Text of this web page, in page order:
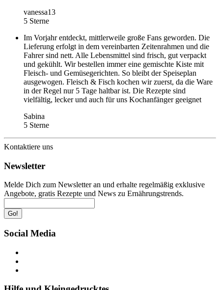
vanessa13
5 Sterne
Im Vorjahr entdeckt, mittlerweile große Fans geworden. Die
Lieferung erfolgt in dem vereinbarten Zeitenrahmen und die
Fahrer sind nett. Alle Lebensmittel sind frisch, gut verpackt
und gekühlt. Wir bestellen immer eine gemischte Kiste mit
Fleisch- und Gemüsegerichten. So bleibt der Speiseplan
ausgewogen. Fleisch & Fisch kochen wir zuerst, da die Ware
in der Regel nur 5 Tage haltbar ist. Die Rezepte sind
vielfältig, lecker und auch für uns Kochanfänger geeignet
Sabina
5 Sterne
Kontaktiere uns
Newsletter
Melde Dich zum Newsletter an und erhalte regelmäßig exklusive
Angebote, gratis Rezepte und News zu Ernährungstrends.
Go!
Social Media